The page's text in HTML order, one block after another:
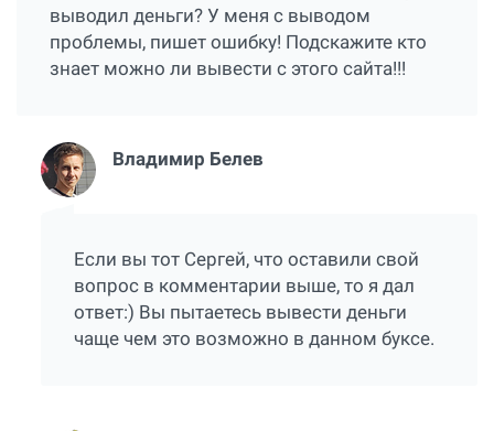
выводил деньги? У меня с выводом
проблемы, пишет ошибку! Подскажите кто
знает можно ли вывести с этого сайта!!!
Владимир Белев
Если вы тот Сергей, что оставили свой
вопрос в комментарии выше, то я дал
ответ:) Вы пытаетесь вывести деньги
чаще чем это возможно в данном буксе.